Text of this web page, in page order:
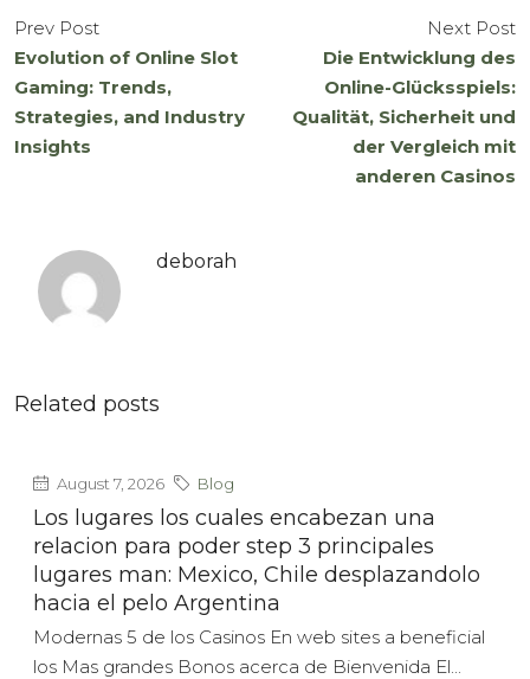
Prev Post
Evolution of Online Slot
Gaming: Trends,
Strategies, and Industry
Insights
Next Post
Die Entwicklung des
Online-Glücksspiels:
Qualität, Sicherheit und
der Vergleich mit
anderen Casinos
deborah
Related posts
August 7, 2026 Blog
Los lugares los cuales encabezan una
relacion para poder step 3 principales
lugares man: Mexico, Chile desplazandolo
hacia el pelo Argentina
Modernas 5 de los Casinos En web sites a beneficial
los Mas grandes Bonos acerca de Bienvenida El...